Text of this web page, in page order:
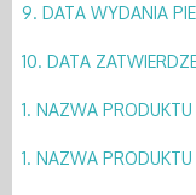
9. DATA WYDANIA
10. DATA
1. NAZWA PRODUKTU
1. NAZWA PRODUKTU